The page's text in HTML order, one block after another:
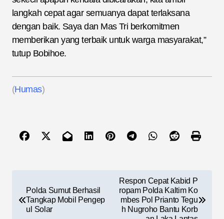
langkah cepat agar semuanya dapat terlaksana
dengan baik. Saya dan Mas Tri berkomitmen
memberikan yang terbaik untuk warga masyarakat,”
tutup Bobihoe.
(Humas)
Polda Sumut Berhasil
Tangkap Mobil Pengep
ul Solar
Respon Cepat Kabid P
ropam Polda Kaltim Ko
mbes Pol Prianto Tegu
h Nugroho Bantu Korb